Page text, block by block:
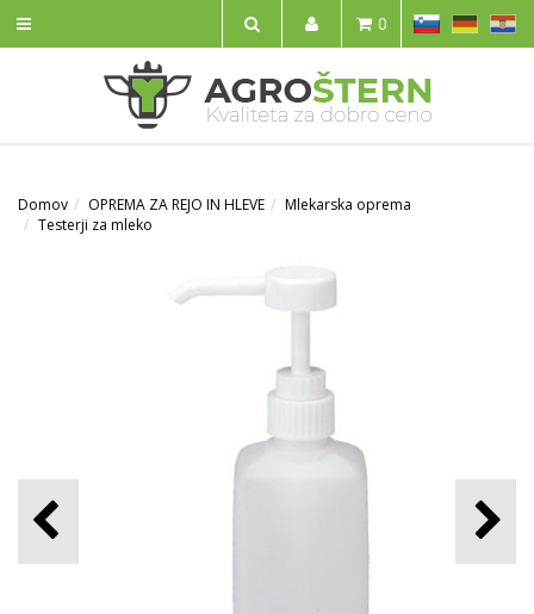
IŠČI
SL HR
0
Domov OPREMA ZA REJO IN HLEVE
Mlekarska oprema
Testerji za mleko